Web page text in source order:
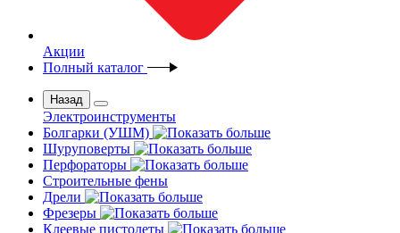
Акции
Полный каталог
Назад
Электроинструменты
Болгарки (УШМ)
Шуруповерты
Перфораторы
Строительные фены
Дрели
Фрезеры
Клеевые пистолеты